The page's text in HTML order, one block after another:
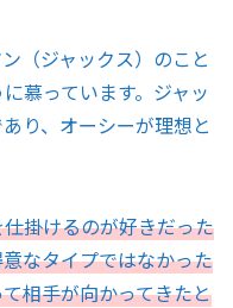
（ジャックス）のこと
慕っています。ジャッ
り、オーシーが理想と
掛けるのが好きだった
なタイプではなかった
相手が向かってきたと